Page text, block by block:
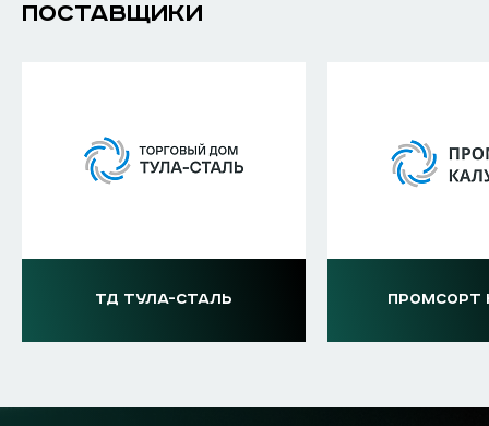
ПОСТАВЩИКИ
ТД ТУЛА-СТАЛЬ ПРОМСОРТ